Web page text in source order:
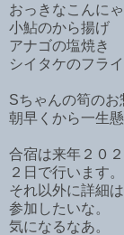
おっきなこんに
小鮎のから揚げ
アナゴの塩焼き
シイタケのフライ
Sちゃんの筍のお
朝早くから一生
合宿は来年２０
２日で行います。
それ以外に詳細
参加したいな。
気になるなあ。